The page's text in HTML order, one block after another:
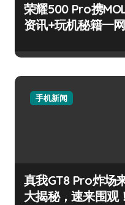
荣耀500 Pro携
资讯+玩机秘籍一
手机新闻
真我GT8 Pro炸场
大揭秘，速来围观！